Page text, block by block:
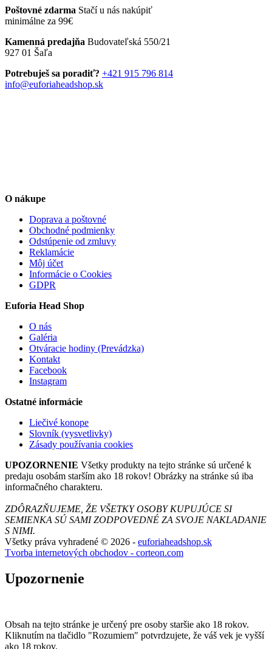
na
stránke
Poštovné zdarma Stačí u nás nakúpiť
minimálne za 99€
Kamenná predajňa Budovateľská 550/21
927 01 Šaľa
Potrebuješ sa poradiť? +421 915 796 814
info@euforiaheadshop.sk
O nákupe
Doprava a poštovné
Obchodné podmienky
Odstúpenie od zmluvy
Reklamácie
Môj účet
Informácie o Cookies
GDPR
Euforia Head Shop
O nás
Galéria
Otváracie hodiny (Prevádzka)
Kontakt
Facebook
Instagram
Ostatné informácie
Liečivé konope
Slovník (vysvetlivky)
Zásady používania cookies
UPOZORNENIE Všetky produkty na tejto stránke sú určené k
predaju osobám starším ako 18 rokov! Obrázky na stránke sú iba
informačného charakteru.
ZDÔRAZŇUJEME, ŽE VŠETKY OSOBY KUPUJÚCE SI
SEMIENKA SÚ SAMI ZODPOVEDNÉ ZA SVOJE NAKLADANIE
S NIMI.
Všetky práva vyhradené © 2026 - euforiaheadshop.sk
Tvorba internetových obchodov - corteon.com
Upozornenie
Obsah na tejto stránke je určený pre osoby staršie ako 18 rokov.
Kliknutím na tlačidlo "Rozumiem" potvrdzujete, že váš vek je vyšší
ako 18 rokov.